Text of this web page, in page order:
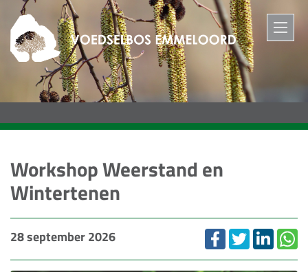
Workshop Weerstand en
Wintertenen
28 september 2026